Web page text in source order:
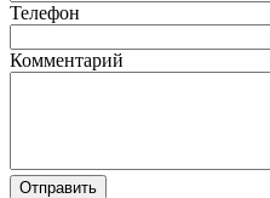
Телефон
Комментарий
Отправить